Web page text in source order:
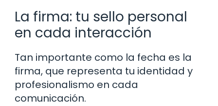
La firma: tu sello personal
en cada interacción
Tan importante como la fecha es la
firma, que representa tu identidad y
profesionalismo en cada
comunicación.